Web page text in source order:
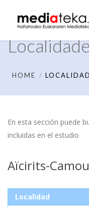
HOME
En esta sección puede
incluidas en el estudio
Aïcirits-
Localidad